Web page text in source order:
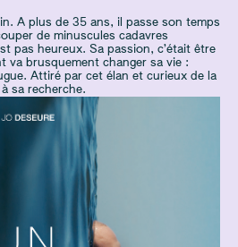
A plus de 35 ans, il passe son temps
de minuscules cadavres
pas heureux. Sa passion, c’était être
va brusquement changer sa vie :
Attiré par cet élan et curieux de la
sa recherche.